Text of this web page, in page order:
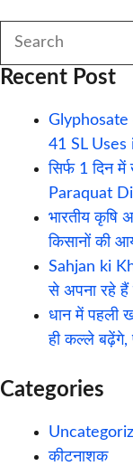
Recent Post
Glyphosate
41 SL
सिर्फ 1 दिन
Paraquat
भारतीय कृषि
किसानों की
Sahjan ki
से अपना रहे
धान में पहली
ही कल्ले बढ़ेंगे,
Categories
कीटनाशक